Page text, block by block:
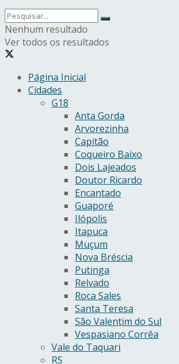
Nenhum resultado
Ver todos os resultados
Página Inicial
Cidades
G18
Anta Gorda
Arvorezinha
Capitão
Coqueiro Baixo
Dois Lajeados
Doutor Ricardo
Encantado
Guaporé
Ilópolis
Itapuca
Muçum
Nova Bréscia
Putinga
Relvado
Roca Sales
Santa Teresa
São Valentim do Sul
Vespasiano Corrêa
Vale do Taquari
RS